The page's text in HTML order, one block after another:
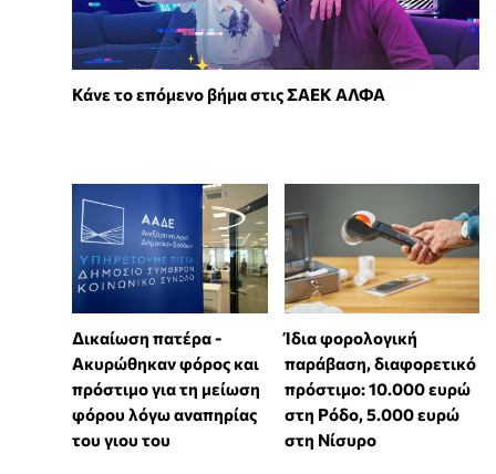
Κάνε το επόμενο βήμα στις ΣΑΕΚ ΑΛΦΑ
Δικαίωση πατέρα -
Ακυρώθηκαν φόρος και
πρόστιμο για τη μείωση
φόρου λόγω αναπηρίας
του γιου του
Ίδια φορολογική
παράβαση, διαφορετικό
πρόστιμο: 10.000 ευρώ
στη Ρόδο, 5.000 ευρώ
στη Νίσυρο